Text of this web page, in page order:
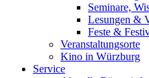
Seminare,
Lesungen &
Feste &
Veranstaltungsorte
Kino in Würzburg
Service